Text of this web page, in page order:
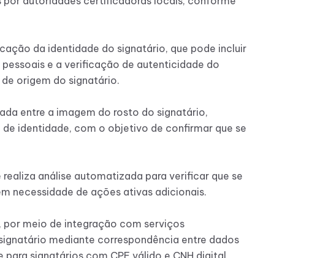
da identidade do signatário, que pode incluir
e a verificação de autenticidade do
origem do signatário.
entre a imagem do rosto do signatário,
identidade, com o objetivo de confirmar que se
análise automatizada para verificar que se
necessidade de ações ativas adicionais.
meio de integração com serviços
mediante correspondência entre dados